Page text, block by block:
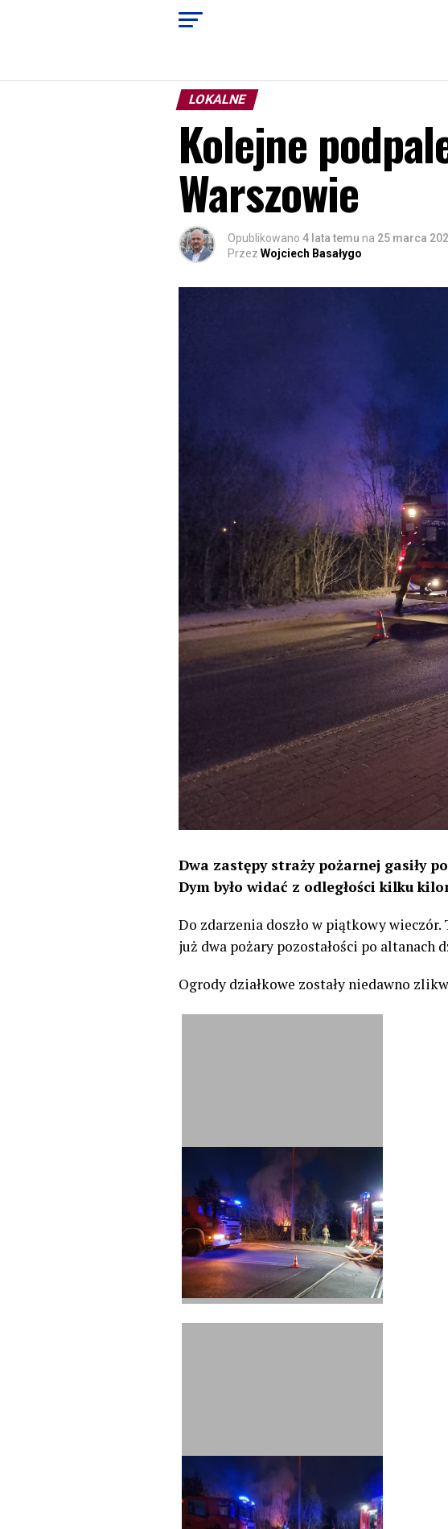
LOKALNE
Kolejne
Warszowie
Opublikowano 4 lata temu na 25 marca
Przez Wojciech Basałygo
Dwa zastępy straży pożarnej gasiły
Dym było widać z odległości kilku
Do zdarzenia doszło w piątkowy
już dwa pożary pozostałości po altanach
Ogrody działkowe zostały niedawno